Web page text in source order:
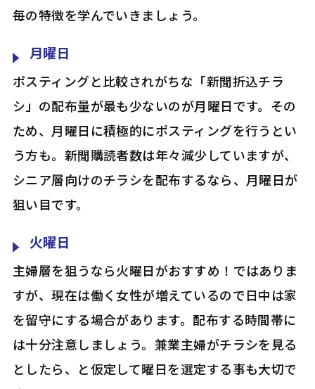
毎の特徴を学んでいきましょう。
月曜日
ポスティングと比較されがちな「新聞折込チラ
シ」の配布量が最も少ないのが月曜日です。その
ため、月曜日に積極的にポスティングを行うとい
う方も。新聞購読者数は年々減少していますが、
シニア層向けのチラシを配布するなら、月曜日が
狙い目です。
火曜日
主婦層を狙うなら火曜日がおすすめ！ではありま
すが、現在は働く女性が増えているので日中は家
を留守にする場合があります。配布する時間帯に
は十分注意しましょう。兼業主婦がチラシを見る
としたら、と仮定して曜日を選定する事も大切で